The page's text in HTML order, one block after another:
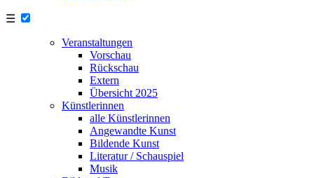
☰
Veranstaltungen
Vorschau
Rückschau
Extern
Übersicht 2025
Künstlerinnen
alle Künstlerinnen
Angewandte Kunst
Bildende Kunst
Literatur / Schauspiel
Musik